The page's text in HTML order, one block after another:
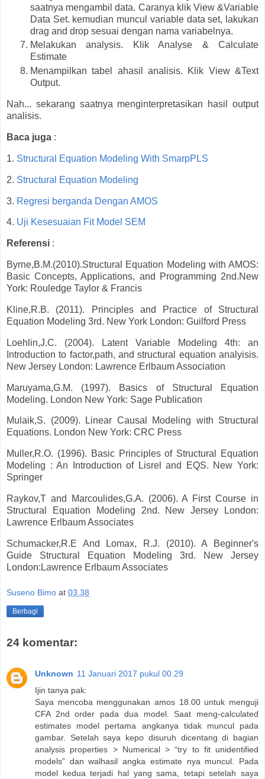
saatnya mengambil data. Caranya klik View &Variable
Data Set. kemudian muncul variable data set, lakukan
drag and drop sesuai dengan nama variabelnya.
Melakukan analysis. Klik Analyse & Calculate
Estimate
Menampilkan tabel ahasil analisis. Klik View &Text
Output.
Nah... sekarang saatnya menginterpretasikan hasil output
analisis.
Baca juga :
1. Structural Equation Modeling With SmarpPLS
2. Structural Equation Modeling
3. Regresi berganda Dengan AMOS
4. Uji Kesesuaian Fit Model SEM
Referensi :
Byrne,B.M.(2010).Structural Equation Modeling with AMOS:
Basic Concepts, Applications, and Programming 2nd.New
York: Rouledge Taylor & Francis
Kline,R.B. (2011). Principles and Practice of Structural
Equation Modeling 3rd. New York London: Guilford Press
Loehlin,J.C. (2004). Latent Variable Modeling 4th: an
Introduction to factor,path, and structural equation analyisis.
New Jersey London: Lawrence Erlbaum Association
Maruyama,G.M. (1997). Basics of Structural Equation
Modeling. London New York: Sage Publication
Mulaik,S. (2009). Linear Causal Modeling with Structural
Equations. London New York: CRC Press
Muller,R.O. (1996). Basic Principles of Structural Equation
Modeling : An Introduction of Lisrel and EQS. New York:
Springer
Raykov,T and Marcoulides,G.A. (2006). A First Course in
Structural Equation Modeling 2nd. New Jersey London:
Lawrence Erlbaum Associates
Schumacker,R.E And Lomax, R.J. (2010). A Beginner's
Guide Structural Equation Modeling 3rd. New Jersey
London:Lawrence Erlbaum Associates
Suseno Bimo at 03.38
Berbagi
24 komentar:
Unknown 11 Januari 2017 pukul 00.29
Ijin tanya pak:
Saya mencoba menggunakan amos 18.00 untuk menguji
CFA 2nd order pada dua model. Saat meng-calculated
estimates model pertama angkanya tidak muncul pada
gambar. Setelah saya kepo disuruh dicentang di bagian
analysis properties > Numerical > “try to fit unidentified
models” dan walhasil angka estimate nya muncul. Pada
model kedua terjadi hal yang sama, tetapi setelah saya